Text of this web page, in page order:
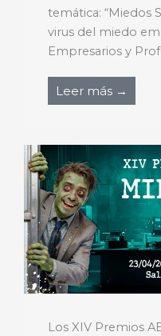
temática: “Miedos
virus del miedo
Empresarios y
Leer más →
Los XIV Premios